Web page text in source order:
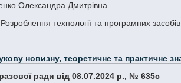
Олександра Дмитрівна
Розроблення технології та програмних
новизну, теоретичне та практичне
разової ради від 08.07.2024 р., № 635с